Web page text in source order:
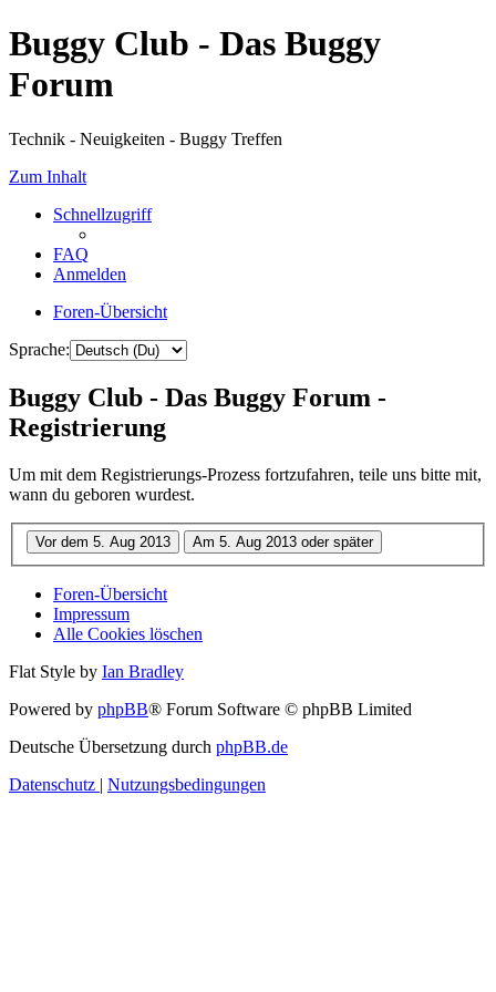
Buggy Club - Das Buggy
Forum
Technik - Neuigkeiten - Buggy Treffen
Zum Inhalt
Schnellzugriff
FAQ
Anmelden
Foren-Übersicht
Sprache:
Buggy Club - Das Buggy Forum -
Registrierung
Um mit dem Registrierungs-Prozess fortzufahren, teile uns bitte mit,
wann du geboren wurdest.
Foren-Übersicht
Impressum
Alle Cookies löschen
Flat Style by Ian Bradley
Powered by phpBB® Forum Software © phpBB Limited
Deutsche Übersetzung durch phpBB.de
Datenschutz | Nutzungsbedingungen